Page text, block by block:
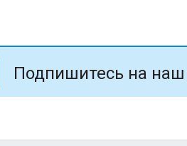
Подпишитесь на наш